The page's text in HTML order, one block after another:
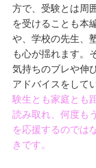
方で、受験とは周
を受けることも本
や、学校の先生、
も心が揺れます。
気持ちのブレや伸
アドバイスをして
験生とも家庭とも
読み取れ、何度も
を応援するのでは
きです。